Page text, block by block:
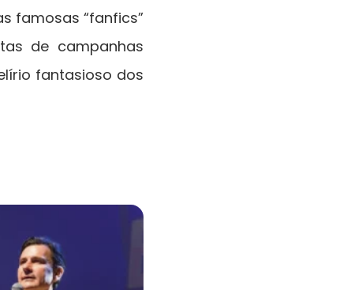
famosas “fanfics”
de campanhas
fantasioso dos